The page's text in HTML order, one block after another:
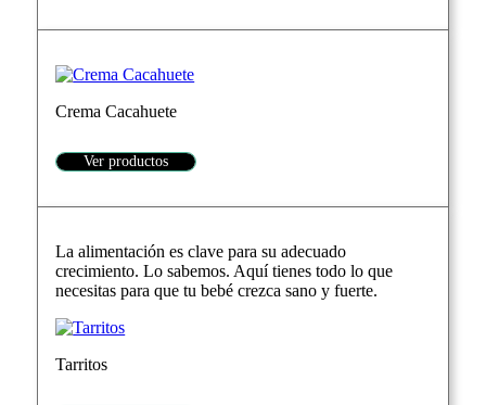
Crema Cacahuete
Ver productos
La alimentación es clave para su adecuado
crecimiento. Lo sabemos. Aquí tienes todo lo que
necesitas para que tu bebé crezca sano y fuerte.
Tarritos